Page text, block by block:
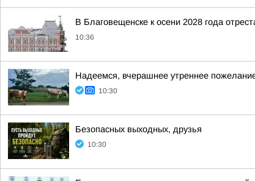
В Благовещенске к осени 2028 года
10:36
Надеемся, вчерашнее утреннее
10:30
Безопасных выходных, друзья
10:30